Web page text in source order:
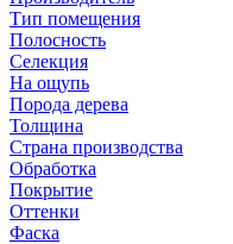
Тип помещения
Полосность
Селекция
На ощупь
Порода дерева
Толщина
Страна производства
Обработка
Покрытие
Оттенки
Фаска